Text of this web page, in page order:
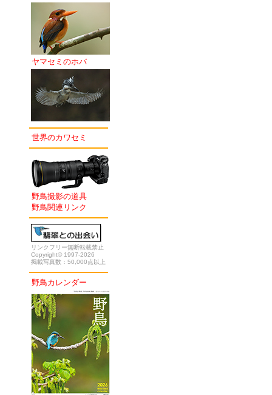
ヤマセミのホバ
世界のカワセミ
野鳥撮影の道具
野鳥関連リンク
リンクフリー無断転載禁止
Copyright© 1997-2026
掲載写真数：50,000点以上
野鳥カレンダー